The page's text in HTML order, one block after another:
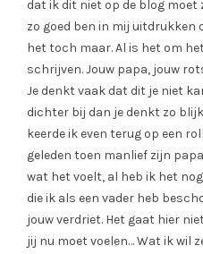
dat ik dit niet op de blog
zo goed ben in mij uitdrukken
het toch maar. Al is het om
schrijven. Jouw papa, jouw
Je denkt vaak dat dit je niet
dichter bij dan je denkt zo
keerde ik even terug op een
geleden toen manlief zijn
wat het voelt, al heb ik het
die ik als een vader heb
jouw verdriet. Het gaat hier
jij nu moet voelen… Wat ik wil